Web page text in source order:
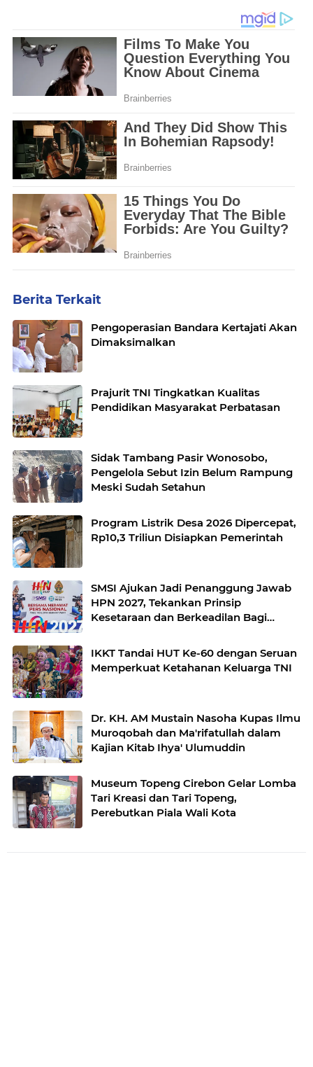
Berita Terkait
Pengoperasian Bandara Kertajati Akan
Dimaksimalkan
Prajurit TNI Tingkatkan Kualitas
Pendidikan Masyarakat Perbatasan
Sidak Tambang Pasir Wonosobo,
Pengelola Sebut Izin Belum Rampung
Meski Sudah Setahun
Program Listrik Desa 2026 Dipercepat,
Rp10,3 Triliun Disiapkan Pemerintah
SMSI Ajukan Jadi Penanggung Jawab
HPN 2027, Tekankan Prinsip
Kesetaraan dan Berkeadilan Bagi
IKKT Tandai HUT Ke-60 dengan Seruan
Memperkuat Ketahanan Keluarga TNI
Dr. KH. AM Mustain Nasoha Kupas Ilmu
Muroqobah dan Ma'rifatullah dalam
Kajian Kitab Ihya' Ulumuddin
Museum Topeng Cirebon Gelar Lomba
Tari Kreasi dan Tari Topeng,
Perebutkan Piala Wali Kota